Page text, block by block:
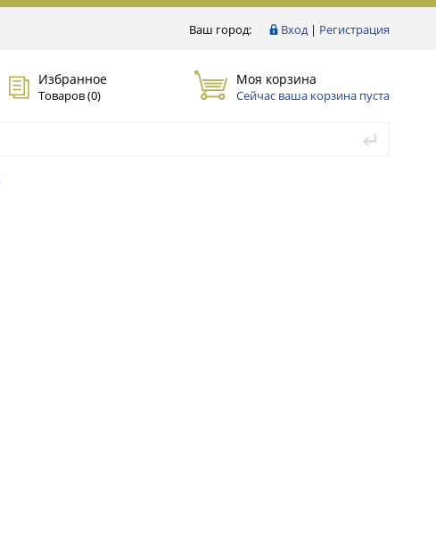
Ваш город: Вход| Регистрация
Избранное
Товаров (0)
Моя корзина
Сейчас ваша корзина пуста